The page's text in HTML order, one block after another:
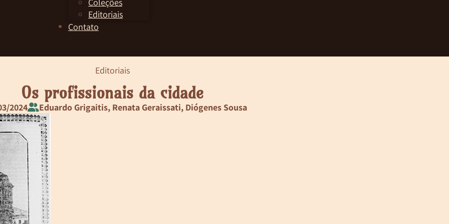
Editoriais
Contato
Os profissionais da cidade
Editoriais
2024 Eduardo Grigaitis, Renata Geraissati, Diógenes Sousa